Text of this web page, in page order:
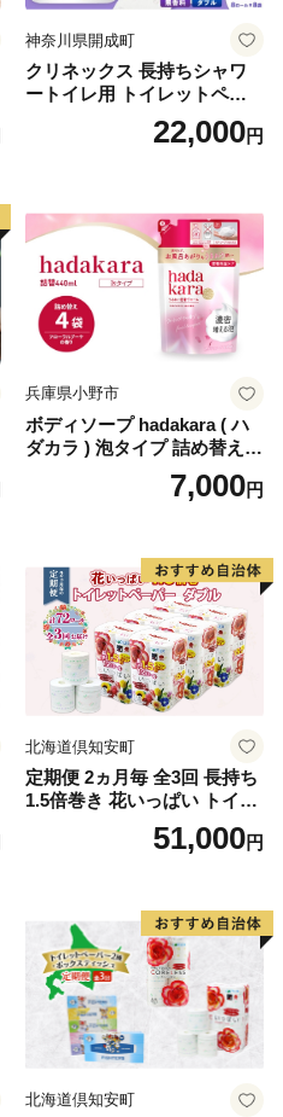
神奈川県開成町
クリネックス 長持ちシャワ
ートイレ用 トイレットペー
パー（ダブル）64ロール(8ロ
ール×8パック) 開成町 トイレ
蓄 防災 エコ 消耗品 生活雑貨
生活用品 無香料 トイレット
ペーパー ダブル といれっと
ぺーぱー トイレ クレシア ト
イレットペーパー [BDBH002
-1]
22,000円
兵庫県小野市
ボディソープ hadakara ( ハ
ダカラ ) 泡タイプ 詰め替え 4
40ml×4袋 ボディーソープ 泡
ボディソープ 泡 日用品 消耗
泡石鹸 石鹸 兵庫 兵庫県 小野
7,000円
北海道倶知安町
定期便 2ヵ月毎 全3回 長持ち
1.5倍巻き 花いっぱい トイレ
ットペーパー ダブル 45ｍ 計
72ロール 全18種 花柄 プリン
ー 消耗品 備蓄 送料無料 北海
道 倶知安町 日用品
51,000円
北海道倶知安町